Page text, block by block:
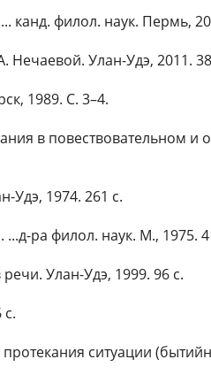
канд. филол. наук. Пермь,
Нечаевой. Улан-Удэ, 2011.
1989. С. 3–4.
в повествовательном и
Удэ, 1974. 261 с.
ра филол. наук. М., 1975.
Улан-Удэ, 1999. 96 с.
ситуации